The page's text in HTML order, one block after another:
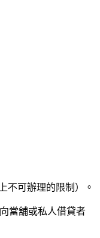
不可辦理的限制）。
當舖或私人借貸者